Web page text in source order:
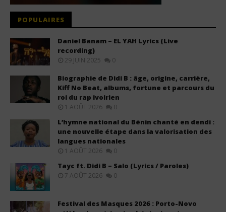
POPULAIRES
Daniel Banam – EL YAH Lyrics (Live
recording)
29 JUIN 2025 0
Biographie de Didi B : âge, origine, carrière,
Kiff No Beat, albums, fortune et parcours du
roi du rap ivoirien
1 AOÛT 2026 0
L’hymne national du Bénin chanté en dendi :
une nouvelle étape dans la valorisation des
langues nationales
1 AOÛT 2026 0
Tayc ft. Didi B – Salo (Lyrics / Paroles)
7 AOÛT 2026 0
Festival des Masques 2026 : Porto-Novo